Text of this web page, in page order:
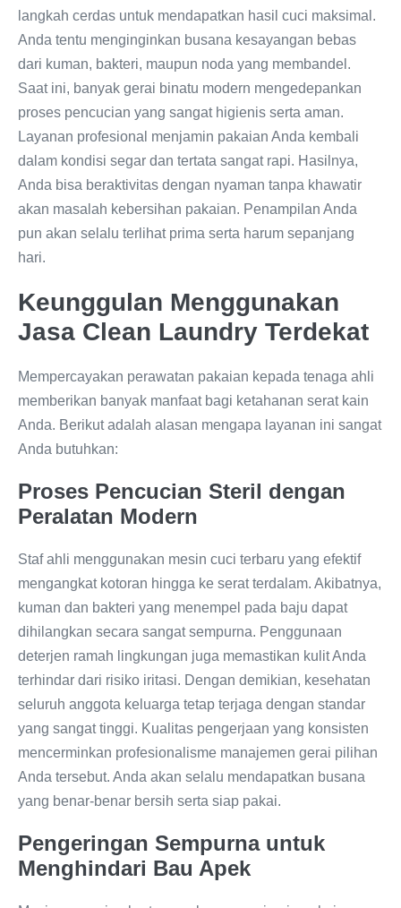
langkah cerdas untuk mendapatkan hasil cuci maksimal.
Anda tentu menginginkan busana kesayangan bebas
dari kuman, bakteri, maupun noda yang membandel.
Saat ini, banyak gerai binatu modern mengedepankan
proses pencucian yang sangat higienis serta aman.
Layanan profesional menjamin pakaian Anda kembali
dalam kondisi segar dan tertata sangat rapi. Hasilnya,
Anda bisa beraktivitas dengan nyaman tanpa khawatir
akan masalah kebersihan pakaian. Penampilan Anda
pun akan selalu terlihat prima serta harum sepanjang
hari.
Keunggulan Menggunakan
Jasa Clean Laundry Terdekat
Mempercayakan perawatan pakaian kepada tenaga ahli
memberikan banyak manfaat bagi ketahanan serat kain
Anda. Berikut adalah alasan mengapa layanan ini sangat
Anda butuhkan:
Proses Pencucian Steril dengan
Peralatan Modern
Staf ahli menggunakan mesin cuci terbaru yang efektif
mengangkat kotoran hingga ke serat terdalam. Akibatnya,
kuman dan bakteri yang menempel pada baju dapat
dihilangkan secara sangat sempurna. Penggunaan
deterjen ramah lingkungan juga memastikan kulit Anda
terhindar dari risiko iritasi. Dengan demikian, kesehatan
seluruh anggota keluarga tetap terjaga dengan standar
yang sangat tinggi. Kualitas pengerjaan yang konsisten
mencerminkan profesionalisme manajemen gerai pilihan
Anda tersebut. Anda akan selalu mendapatkan busana
yang benar-benar bersih serta siap pakai.
Pengeringan Sempurna untuk
Menghindari Bau Apek